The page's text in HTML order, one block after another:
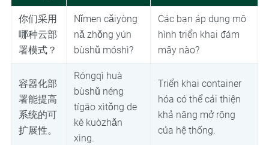
你们采用
哪种云部
署模式？
Nǐmen cǎiyòng
nǎ zhǒng yún
bùshǔ móshì?
Các bạn áp dụng mô
hình triển khai đám
mây nào?
容器化部
署能提高
系统的可
扩展性。
Róngqì huà
bùshǔ néng
tígāo xìtǒng de
kě kuòzhǎn
xìng.
Triển khai container
hóa có thể cải thiện
khả năng mở rộng
của hệ thống.